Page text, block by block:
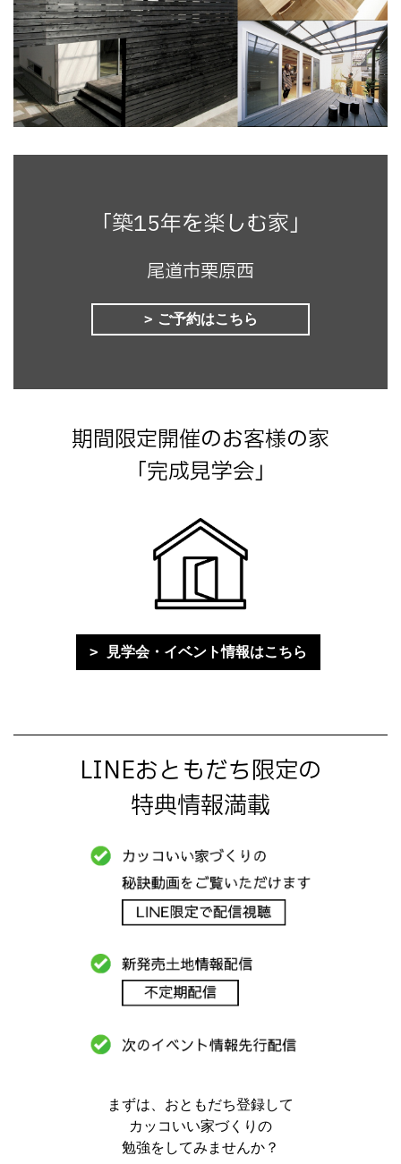
「築15年を楽しむ家」
尾道市栗原西
ご予約はこちら
期間限定開催のお客様の家
「完成見学会」
見学会・イベント情報はこちら
LINEおともだち限定の
特典情報満載
まずは、おともだち登録して
カッコいい家づくりの
勉強をしてみませんか？